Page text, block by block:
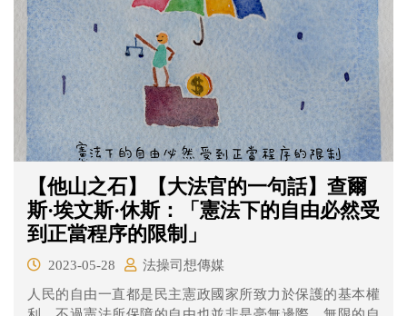
【他山之石】【大法官的一句話】查爾
斯·埃文斯·休斯：「憲法下的自由必然受
到正當程序的限制」
2023-05-28
法操司想傳媒
人民的自由一直都是民主憲政國家所致力於保護的基本權